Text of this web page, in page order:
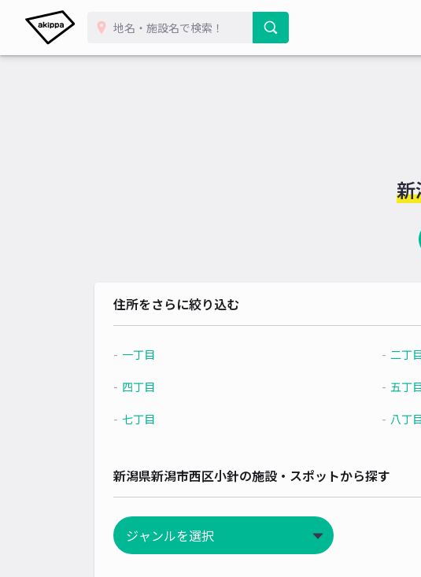
新
住所をさらに絞り込む
一丁目 二丁
四丁目 五丁
七丁目 八丁
新潟県新潟市西区小針の施設・スポットから探す